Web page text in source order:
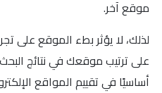
موقع آخر.
لذلك، لا يؤثر بطء الموقع على
على ترتيب موقعك في نتائج
أساسيًا في تقييم المواقع